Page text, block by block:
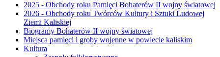
2025 - Obchody roku Pamięci Bohaterów II wojny światowej
2026 - Obchody roku Twórców Kultury i Sztuki Ludowej
Ziemi Kaliskiej
Biogramy Bohaterów II wojny światowej
Miejsca pamięci i groby wojenne w powiecie kaliskim
Kultura